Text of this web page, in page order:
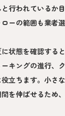
行われているか
ーの範囲も業者
状態を確認する
キングの進行、
立ちます。小さ
を伸ばせるため